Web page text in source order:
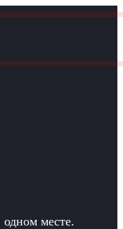
одном месте.